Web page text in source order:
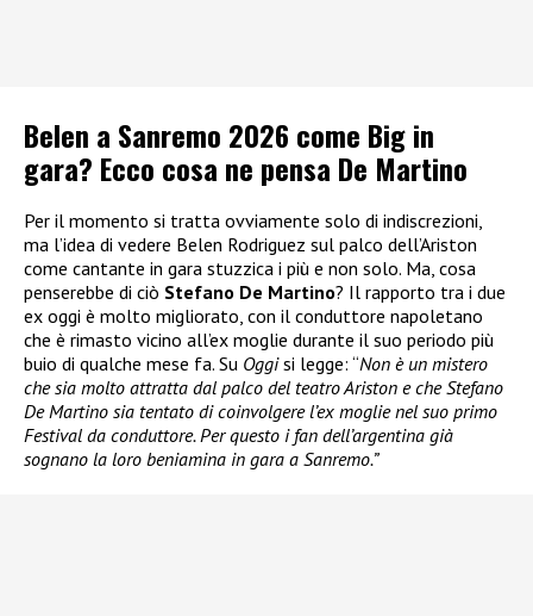
Belen a Sanremo 2026 come Big in
gara? Ecco cosa ne pensa De Martino
Per il momento si tratta ovviamente solo di indiscrezioni,
ma l’idea di vedere Belen Rodriguez sul palco dell’Ariston
come cantante in gara stuzzica i più e non solo. Ma, cosa
penserebbe di ciò Stefano De Martino? Il rapporto tra i due
ex oggi è molto migliorato, con il conduttore napoletano
che è rimasto vicino all’ex moglie durante il suo periodo più
buio di qualche mese fa. Su Oggisi legge: “Non è un mistero
che sia molto attratta dal palco del teatro Ariston e che Stefano
De Martino sia tentato di coinvolgere l’ex moglie nel suo primo
Festival da conduttore. Per questo i fan dell’argentina già
sognano la loro beniamina in gara a Sanremo.”